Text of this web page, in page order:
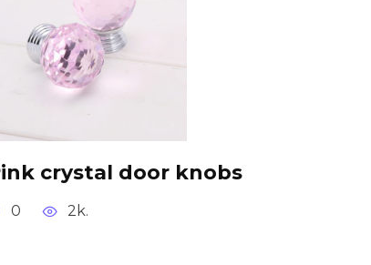
crystal door knobs
0 2k.